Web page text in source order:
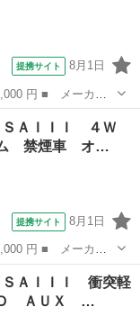
提携サイト 8月1日
ード名： Ｌ 純
ップ ヘッドライト
ＡＩＩＩ ４Ｗ
ム 禁煙車 オ…
提携サイト 8月1日
ード名： Ｌ Ｓ
オートハイビー
ＡＩＩＩ 衝突軽
Ｄ ＡＵＸ …